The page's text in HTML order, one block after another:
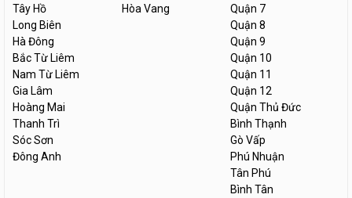
Tây Hồ
Long Biên
Hà Đông
Bắc Từ Liêm
Nam Từ Liêm
Gia Lâm
Hoàng Mai
Thanh Trì
Sóc Sơn
Đông Anh
Hòa Vang
Quận 7
Quận 8
Quận 9
Quận 10
Quận 11
Quận 12
Quận Thủ Đức
Bình Thạnh
Gò Vấp
Phú Nhuận
Tân Phú
Bình Tân